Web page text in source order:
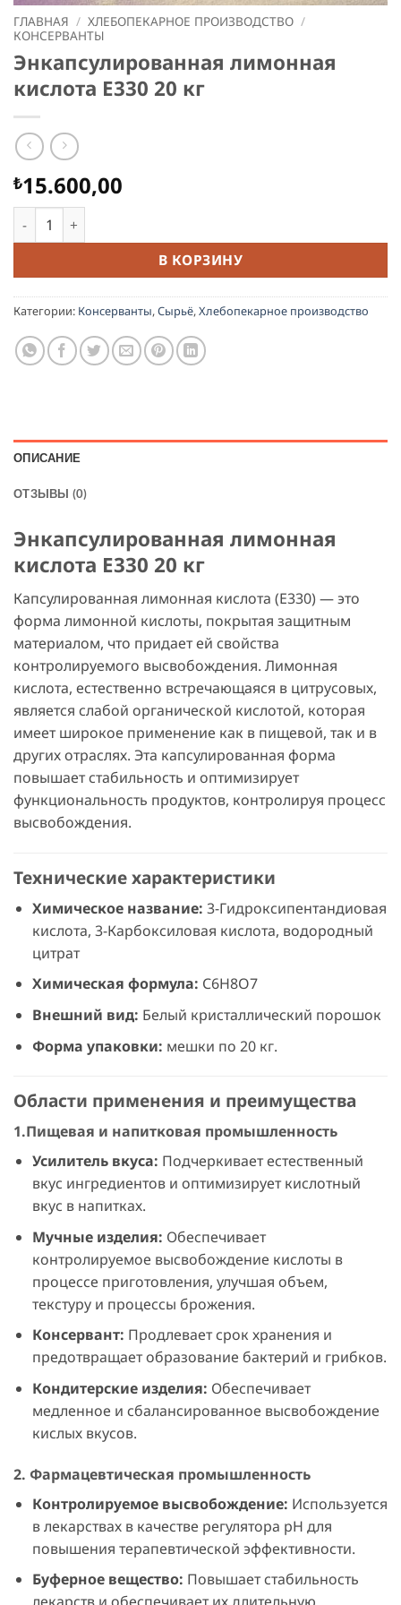
ГЛАВНАЯ / ХЛЕБОПЕКАРНОЕ ПРОИЗВОДСТВО /
КОНСЕРВАНТЫ
Энкапсулированная лимонная
кислота E330 20 кг
₺15.600,00
Количество товара Энкапсулированная лимонная
В КОРЗИНУ
Категории: Консерванты,Сырьё,Хлебопекарное производство
ОПИСАНИЕ
ОТЗЫВЫ (0)
Энкапсулированная лимонная
кислота E330 20 кг
Капсулированная лимонная кислота (E330) — это
форма лимонной кислоты, покрытая защитным
материалом, что придает ей свойства
контролируемого высвобождения. Лимонная
кислота, естественно встречающаяся в цитрусовых,
является слабой органической кислотой, которая
имеет широкое применение как в пищевой, так и в
других отраслях. Эта капсулированная форма
повышает стабильность и оптимизирует
функциональность продуктов, контролируя процесс
высвобождения.
Технические характеристики
Химическое название: 3-Гидроксипентандиовая
кислота, 3-Карбоксиловая кислота, водородный
цитрат
Химическая формула: C6H8O7
Внешний вид: Белый кристаллический порошок
Форма упаковки: мешки по 20 кг.
Области применения и преимущества
1.Пищевая и напитковая промышленность
Усилитель вкуса: Подчеркивает естественный
вкус ингредиентов и оптимизирует кислотный
вкус в напитках.
Мучные изделия: Обеспечивает
контролируемое высвобождение кислоты в
процессе приготовления, улучшая объем,
текстуру и процессы брожения.
Консервант: Продлевает срок хранения и
предотвращает образование бактерий и грибков.
Кондитерские изделия: Обеспечивает
медленное и сбалансированное высвобождение
кислых вкусов.
2. Фармацевтическая промышленность
Контролируемое высвобождение: Используется
в лекарствах в качестве регулятора pH для
повышения терапевтической эффективности.
Буферное вещество: Повышает стабильность